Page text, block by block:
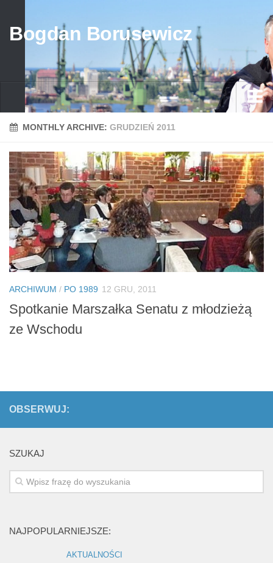
Bogdan Borusewicz
Aktualności
przed 1989
po 1989
Media
Galeria
Życiorys
MONTHLY ARCHIVE: GRUDZIEŃ 2011
ARCHIWUM / PO 1989 12 GRU, 2011
Spotkanie Marszałka Senatu z młodzieżą
ze Wschodu
OBSERWUJ:
SZUKAJ
NAJPOPULARNIEJSZE:
AKTUALNOŚCI